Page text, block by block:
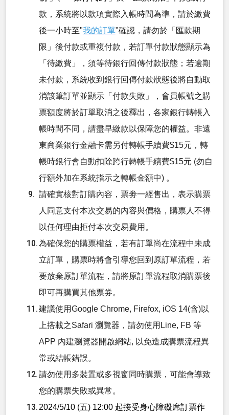
款， 系統將以款項實際入帳時間為準，請於繳費
後一小時至"我的訂單"確認，請勿於「匯款期
限」後付款或重複付款，若訂單付款狀態顯示為
「待繳費」，須等待銀行回傳付款狀態；若逾期
未付款，系統收到銀行回傳付款狀態後將自動取
消該筆訂單並顯示「付款失敗」，會員帳號之購
票額度將於訂單取消之後釋出，各家銀行轉帳入
帳時間不同，請盡早繳款以保障您的權益。非遠
東商業銀行金融卡需另付轉帳手續費$15元，轉
帳時銀行會自動扣除跨行轉帳手續費$15元 (勿自
行額外加在系統指示之轉帳金額中) 。
請確實核對訂購內容，票劵一經售出，表示購票
人同意支付本次交易的內容與價格，購票人不得
以任何理由拒付本次交易費用。
為確保您的購票權益，若有訂單尚在流程中未成
立訂單，購票時將會引導您回到原訂單流程，若
要放棄原訂單流程，請將原訂單流程取消購票後
即可再購買其他票券。
建議使用Google Chrome, Firefox, iOS 14(含)以
上搭載之Safari 瀏覽器，請勿使用Line, FB 等
APP 內建瀏覽器開啟網站, 以免造成購票流程異
常或結帳錯誤。
請勿使用多裝置或多視窗同時購票，可能會導致
您的購票失敗或異常。
2024/5/10 (五) 12:00 起接受身心障礙席訂票作